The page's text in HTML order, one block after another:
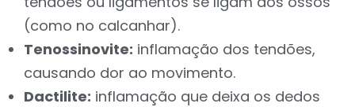
(como no calcanhar).
Tenossinovite: inflamação dos tendões,
causando dor ao movimento.
Dactilite: inflamação que deixa os dedos